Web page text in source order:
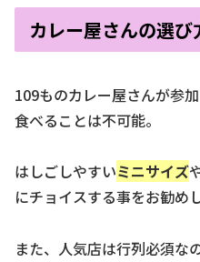
カレー屋さんの選び
109ものカレー屋さんが参
食べることは不可能。
はしごしやすいミニサイズ
にチョイスする事をお勧めし
また、人気店は行列必須な